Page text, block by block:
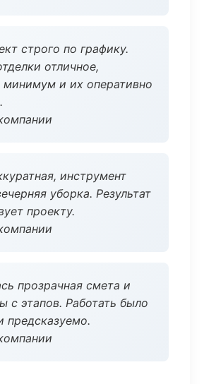
строго по графику.
отличное,
минимум и их оперативно
инструмент
уборка. Результат
проекту.
прозрачная смета и
с этапов. Работать было
предсказуемо.